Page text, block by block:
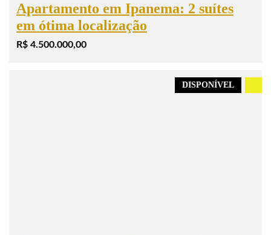
Apartamento em Ipanema: 2 suítes
em ótima localização
R$ 4.500.000,00
DISPONÍVEL